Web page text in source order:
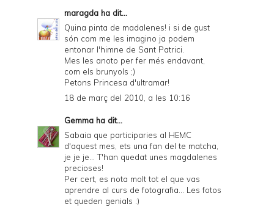
maragda ha dit...
Quina pinta de madalenes! i si de gust
són com me les imagino ja podem
entonar l'himne de Sant Patrici.
Mes les anoto per fer més endavant,
com els brunyols ;)
Petons Princesa d'ultramar!
18 de març del 2010, a les 10:16
Gemma ha dit...
Sabaia que participaries al HEMC
d'aquest mes, ets una fan del te matcha,
je je je... T'han quedat unes magdalenes
precioses!
Per cert, es nota molt tot el que vas
aprendre al curs de fotografia... Les fotos
et queden genials :)